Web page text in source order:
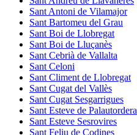
Sant Antoni de Vilamajor
Sant Bartomeu del Grau
Sant Boi de Llobregat
Sant Boi de Lluçanès
Sant Cebrià de Vallalta
Sant Celoni
Sant Climent de Llobregat
Sant Cugat del Vallès
Sant Cugat Sesgarrigues
Sant Esteve de Palautordera
Sant Esteve Sesrovires
Sant Feliu de Codines